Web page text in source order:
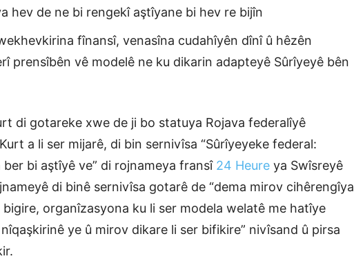
hev de ne bi rengekî aştîyane bi hev re bijîn
fînansî, venasîna cudahîyên dînî û hêzên
prensîbên vê modelê ne ku dikarin adapteyê Sûrîyeyê bên
di gotareke xwe de ji bo statuya Rojava federalîyê
a li ser mijarê, di bin sernivîsa “Sûrîyeyeke federal:
bi aştîyê ve” di rojnameya fransî 24 Heure ya Swîsreyê
di binê sernivîsa gotarê de “dema mirov cihêrengîya
organîzasyona ku li ser modela welatê me hatîye
ye û mirov dikare li ser bifikire” nivîsand û pirsa